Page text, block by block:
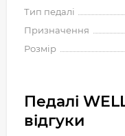
Тип педалі
Призначення
Розмір
Педалі
відгуки